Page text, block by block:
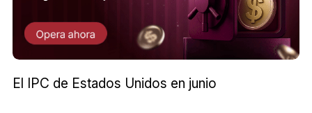
El IPC de Estados Unidos en junio